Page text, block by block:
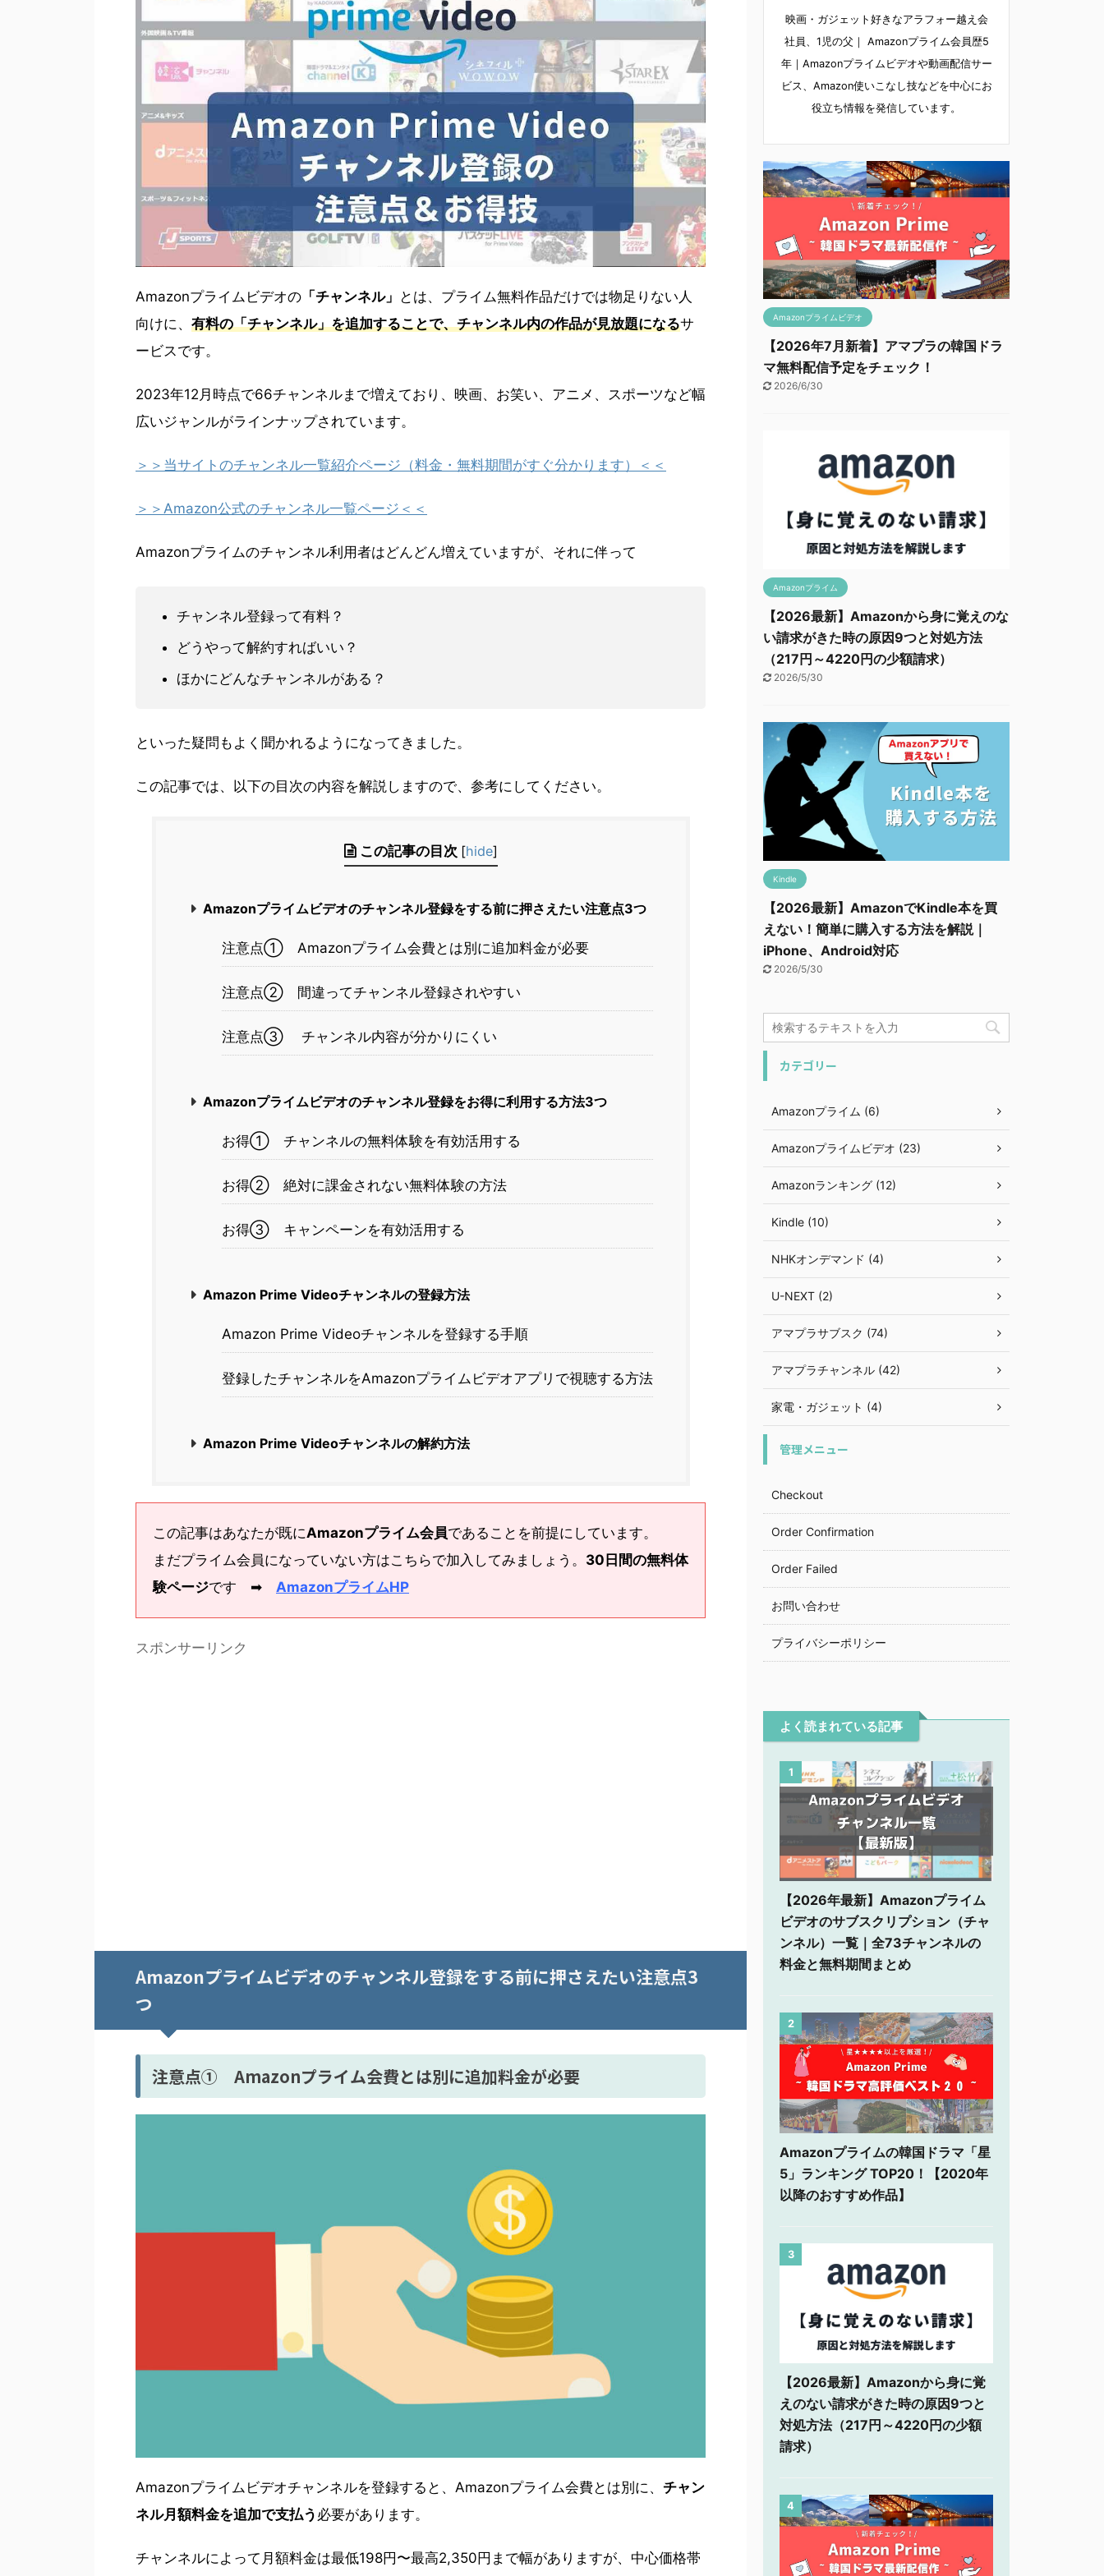
Amazonプライムビデオの 「チャンネル」 とは、プライム無料作品だけでは物足りない人
向けに、 有料の「チャンネル」を追加することで、チャンネル内の作品が見放題になるサ
ービスです。
2023年12月時点で66チャンネルまで増えており、映画、お笑い、アニメ、スポーツなど幅
広いジャンルがラインナップされています。
＞＞当サイトのチャンネル一覧紹介ページ（料金・無料期間がすぐ分かります）＜＜
＞＞Amazon公式のチャンネル一覧ページ＜＜
Amazonプライムのチャンネル利用者はどんどん増えていますが、それに伴って
チャンネル登録って有料？
どうやって解約すればいい？
ほかにどんなチャンネルがある？
といった疑問もよく聞かれるようになってきました。
この記事では、以下の目次の内容を解説しますので、参考にしてください。
この記事の目次 [hide]
Amazonプライムビデオのチャンネル登録をする前に押さえたい注意点3つ
注意点① Amazonプライム会費とは別に追加料金が必要
注意点② 間違ってチャンネル登録されやすい
注意点③ チャンネル内容が分かりにくい
Amazonプライムビデオのチャンネル登録をお得に利用する方法3つ
お得① チャンネルの無料体験を有効活用する
お得② 絶対に課金されない無料体験の方法
お得③ キャンペーンを有効活用する
Amazon Prime Videoチャンネルの登録方法
Amazon Prime Videoチャンネルを登録する手順
登録したチャンネルをAmazonプライムビデオアプリで視聴する方法
Amazon Prime Videoチャンネルの解約方法
この記事はあなたが既にAmazonプライム会員であることを前提にしています。
まだプライム会員になっていない方はこちらで加入してみましょう。 30日間の無料体
験ページです ➡ AmazonプライムHP
スポンサーリンク
Amazonプライムビデオのチャンネル登録をする前に押さえたい注意点3
つ
注意点① Amazonプライム会費とは別に追加料金が必要
Amazonプライムビデオチャンネルを登録すると、Amazonプライム会費とは別に、 チャン
ネル月額料金を追加で支払う 必要があります。
チャンネルによって月額料金は最低198円〜最高2,350円まで幅がありますが、中心価格帯
映画・ガジェット好きなアラフォー越え会
社員、1児の父｜ Amazonプライム会員歴5
年｜Amazonプライムビデオや動画配信サー
ビス、Amazon使いこなし技などを中心にお
役立ち情報を発信しています。
Amazonプライムビデオ
【2026年7月新着】アマプラの韓国ドラ
マ無料配信予定をチェック！
2026/6/30
Amazonプライム
【2026最新】Amazonから身に覚えのな
い請求がきた時の原因9つと対処方法
（217円～4220円の少額請求）
2026/5/30
Kindle
【2026最新】AmazonでKindle本を買
えない！簡単に購入する方法を解説｜
iPhone、Android対応
2026/5/30
カテゴリー
Amazonプライム (6)
Amazonプライムビデオ (23)
Amazonランキング (12)
Kindle (10)
NHKオンデマンド (4)
U-NEXT (2)
アマプラサブスク (74)
アマプラチャンネル (42)
家電・ガジェット (4)
管理メニュー
Checkout
Order Confirmation
Order Failed
お問い合わせ
プライバシーポリシー
よく読まれている記事
1
【2026年最新】Amazonプライム
ビデオのサブスクリプション（チャ
ンネル）一覧｜全73チャンネルの
料金と無料期間まとめ
2
Amazonプライムの韓国ドラマ「星
5」ランキング TOP20！【2020年
以降のおすすめ作品】
3
【2026最新】Amazonから身に覚
えのない請求がきた時の原因9つと
対処方法（217円～4220円の少額
請求）
4